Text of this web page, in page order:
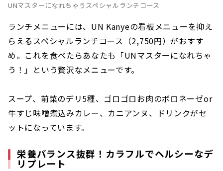
UNマスターになれちゃうスペシャルランチコース
ランチメニューには、UN Kanyeの看板メニューを抑え
らえるスペシャルランチコース（2,750円）がおすす
め。これを食べたらあなたも「UNマスターになれちゃ
う！」という贅沢なメニューです。
スープ、前菜のデリ5種、ゴロゴロお肉のボロネーゼor
牛すじ味噌煮込みカレー、カニアンヌ、ドリンクがセ
ットになっています。
栄養バランス抜群！カラフルでヘルシーなデ
リプレート